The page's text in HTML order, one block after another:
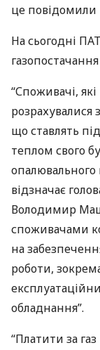
це повідомили
На сьогодні ПАТ
“Споживачі,
розрахувалися
що ставлять
теплом свого
опалювального
відзначає
Володимир
споживачами
на
роботи,
обладнання”.
“Платити за